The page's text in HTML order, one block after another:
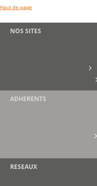
Haut de page
NOS SITES
ADHERENTS
RESEAUX